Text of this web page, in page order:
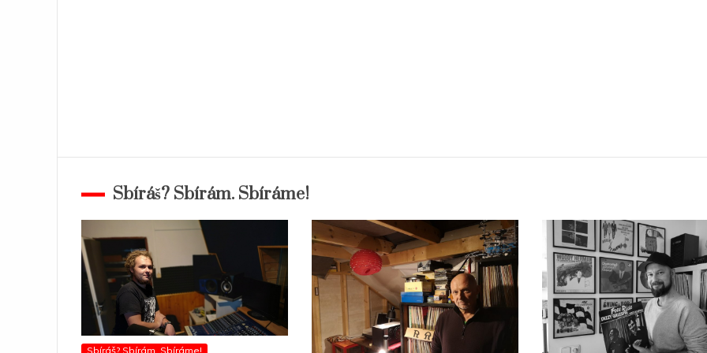
Sbíráš? Sbírám. Sbíráme!
Sbíráš? Sbírám. Sbíráme!